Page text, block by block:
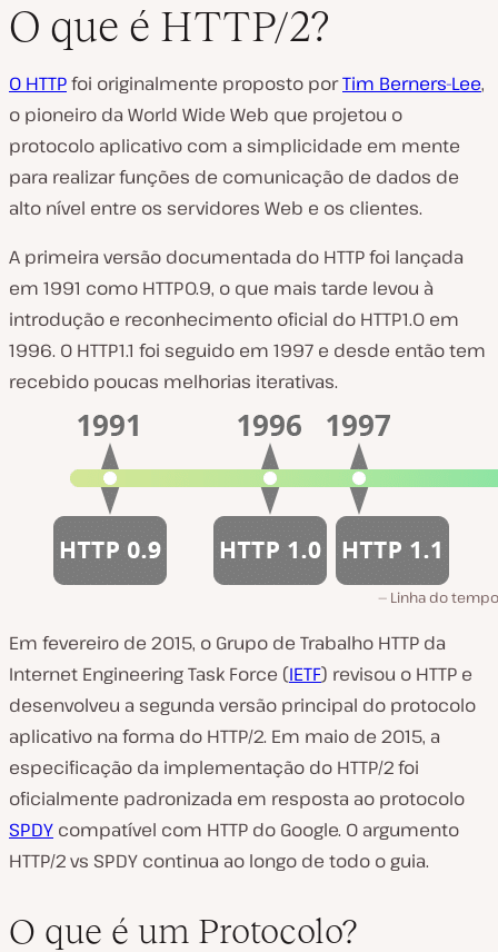
O que é HTTP/2?
O HTTPfoi originalmente proposto porTim Berners-Lee,
o pioneiro da World Wide Web que projetou o
protocolo aplicativo com a simplicidade em mente
para realizar funções de comunicação de dados de
alto nível entre os servidores Web e os clientes.
A primeira versão documentada do HTTP foi lançada
em 1991 como HTTP0.9, o que mais tarde levou à
introdução e reconhecimento oficial do HTTP1.0 em
1996. O HTTP1.1 foi seguido em 1997 e desde então tem
recebido poucas melhorias iterativas.
Linha do tempo
Em fevereiro de 2015, o Grupo de Trabalho HTTP da
Internet Engineering Task Force (IETF) revisou o HTTP e
desenvolveu a segunda versão principal do protocolo
aplicativo na forma do HTTP/2. Em maio de 2015, a
especificação da implementação do HTTP/2 foi
oficialmente padronizada em resposta ao protocolo
SPDY compatível com HTTP do Google. O argumento
HTTP/2 vs SPDY continua ao longo de todo o guia.
O que é um Protocolo?